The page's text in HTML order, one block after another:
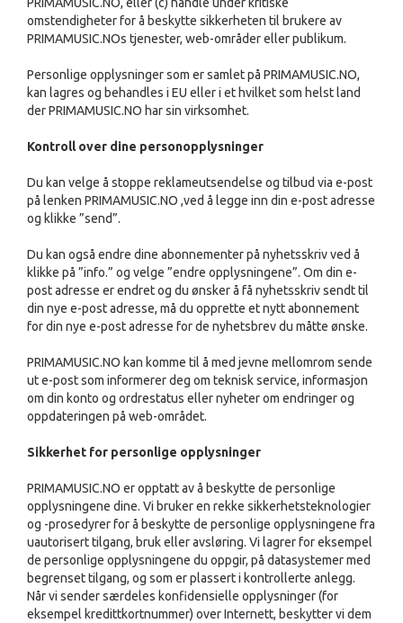
omstendigheter for å beskytte sikkerheten til brukere av
PRIMAMUSIC.NOs tjenester, web-områder eller publikum.
Personlige opplysninger som er samlet på PRIMAMUSIC.NO,
kan lagres og behandles i EU eller i et hvilket som helst land
der PRIMAMUSIC.NO har sin virksomhet.
Kontroll over dine personopplysninger
Du kan velge å stoppe reklameutsendelse og tilbud via e-post
på lenken PRIMAMUSIC.NO ,ved å legge inn din e-post adresse
og klikke ”send”.
Du kan også endre dine abonnementer på nyhetsskriv ved å
klikke på ”info.” og velge ”endre opplysningene”. Om din e-
post adresse er endret og du ønsker å få nyhetsskriv sendt til
din nye e-post adresse, må du opprette et nytt abonnement
for din nye e-post adresse for de nyhetsbrev du måtte ønske.
PRIMAMUSIC.NO kan komme til å med jevne mellomrom sende
ut e-post som informerer deg om teknisk service, informasjon
om din konto og ordrestatus eller nyheter om endringer og
oppdateringen på web-området.
Sikkerhet for personlige opplysninger
PRIMAMUSIC.NO er opptatt av å beskytte de personlige
opplysningene dine. Vi bruker en rekke sikkerhetsteknologier
og -prosedyrer for å beskytte de personlige opplysningene fra
uautorisert tilgang, bruk eller avsløring. Vi lagrer for eksempel
de personlige opplysningene du oppgir, på datasystemer med
begrenset tilgang, og som er plassert i kontrollerte anlegg.
Når vi sender særdeles konfidensielle opplysninger (for
eksempel kredittkortnummer) over Internett, beskytter vi dem